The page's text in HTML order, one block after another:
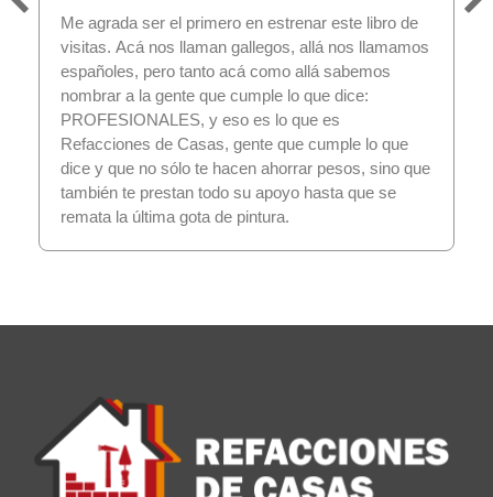
Me agrada ser el primero en estrenar este libro de
visitas. Acá nos llaman gallegos, allá nos llamamos
españoles, pero tanto acá como allá sabemos
nombrar a la gente que cumple lo que dice:
PROFESIONALES, y eso es lo que es
Refacciones de Casas, gente que cumple lo que
dice y que no sólo te hacen ahorrar pesos, sino que
también te prestan todo su apoyo hasta que se
remata la última gota de pintura.